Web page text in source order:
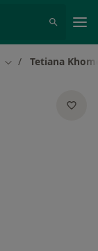
Zmień miasto
Tetiana